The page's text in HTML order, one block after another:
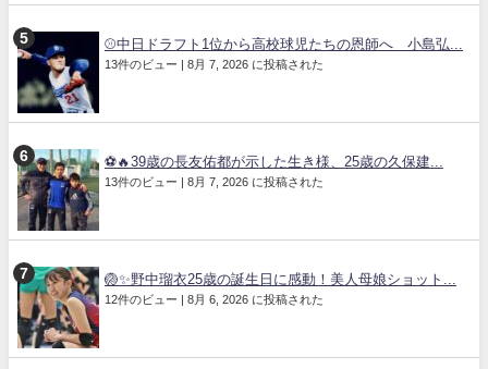
⚾中日ドラフト1位から高校球児たちの恩師へ 小島弘...
13件のビュー | 8月 7, 2026 に投稿された
⚽🔥39歳の長友佑都が示した生き様、25歳の久保建...
13件のビュー | 8月 7, 2026 に投稿された
🏐✨野中瑠衣25歳の誕生日に感動！美人母娘ショット...
12件のビュー | 8月 6, 2026 に投稿された